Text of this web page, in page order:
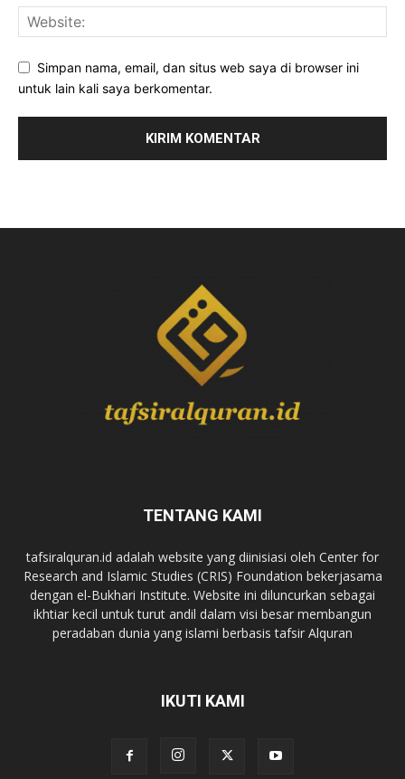
Simpan nama, email, dan situs web saya di browser ini
untuk lain kali saya berkomentar.
TENTANG KAMI
tafsiralquran.id adalah website yang diinisiasi oleh Center for
Research and Islamic Studies (CRIS) Foundation bekerjasama
dengan el-Bukhari Institute. Website ini diluncurkan sebagai
ikhtiar kecil untuk turut andil dalam visi besar membangun
peradaban dunia yang islami berbasis tafsir Alquran
IKUTI KAMI